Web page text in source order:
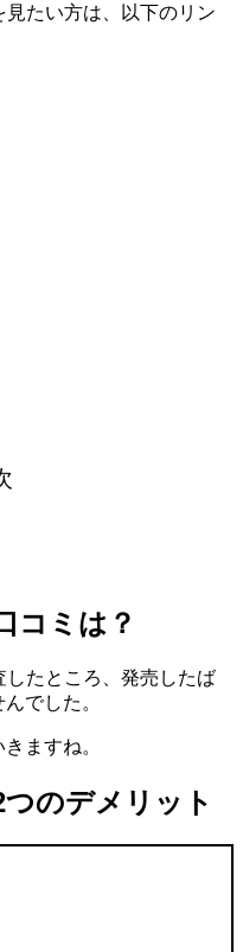
たい方は、以下のリン
コミは？
したところ、発売したば
でした。
ますね。
のデメリット